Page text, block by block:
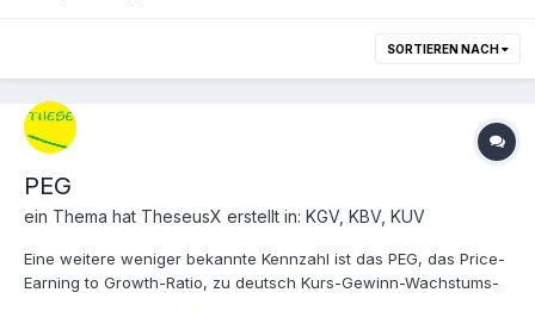
SORTIEREN NACH
PEG
ein Thema hat TheseusX erstellt in: KGV, KBV, KUV
Eine weitere weniger bekannte Kennzahl ist das PEG, das Price-
Earning to Growth-Ratio, zu deutsch Kurs-Gewinn-Wachstums-